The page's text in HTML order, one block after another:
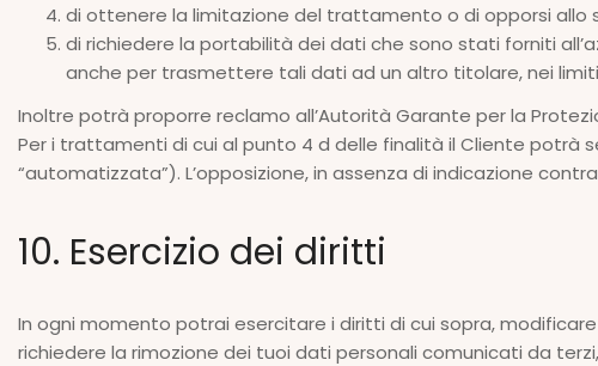
di ottenere la limitazione del trattamento o di opporsi allo
di richiedere la portabilità dei dati che sono stati forniti
anche per trasmettere tali dati ad un altro titolare, nei limiti
Inoltre potrà proporre reclamo all’Autorità Garante per la
Per i trattamenti di cui al punto 4 d delle finalità il Cliente potrà
“automatizzata”). L’opposizione, in assenza di indicazione
10. Esercizio dei diritti
In ogni momento potrai esercitare i diritti di cui sopra,
richiedere la rimozione dei tuoi dati personali comunicati da